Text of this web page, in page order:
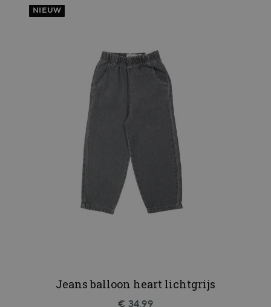
NIEUW
Jeans balloon heart lichtgrijs
€ 34,99